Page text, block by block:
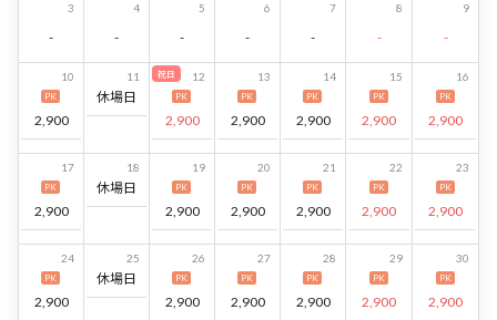
3
-
4
-
5
-
6
-
7
-
8
-
9
-
10
PK
2,900
11
休場日
祝日 12
PK
2,900
13
PK
2,900
14
PK
2,900
15
PK
2,900
16
PK
2,900
17
PK
2,900
18
休場日
19
PK
2,900
20
PK
2,900
21
PK
2,900
22
PK
2,900
23
PK
2,900
24
PK
2,900
25
休場日
26
PK
2,900
27
PK
2,900
28
PK
2,900
29
PK
2,900
30
PK
2,900